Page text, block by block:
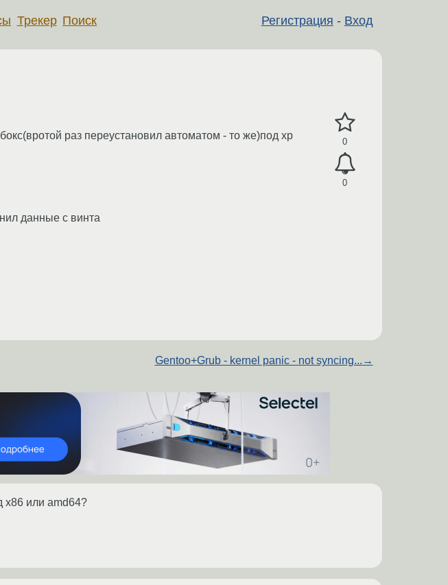
Регистрация - Вход
Трекер Поиск
0
0
раз переустановил автоматом - то же)под хр
данные с винта
Gentoo+Grub - kernel panic - not syncing... →
x86 или amd64?